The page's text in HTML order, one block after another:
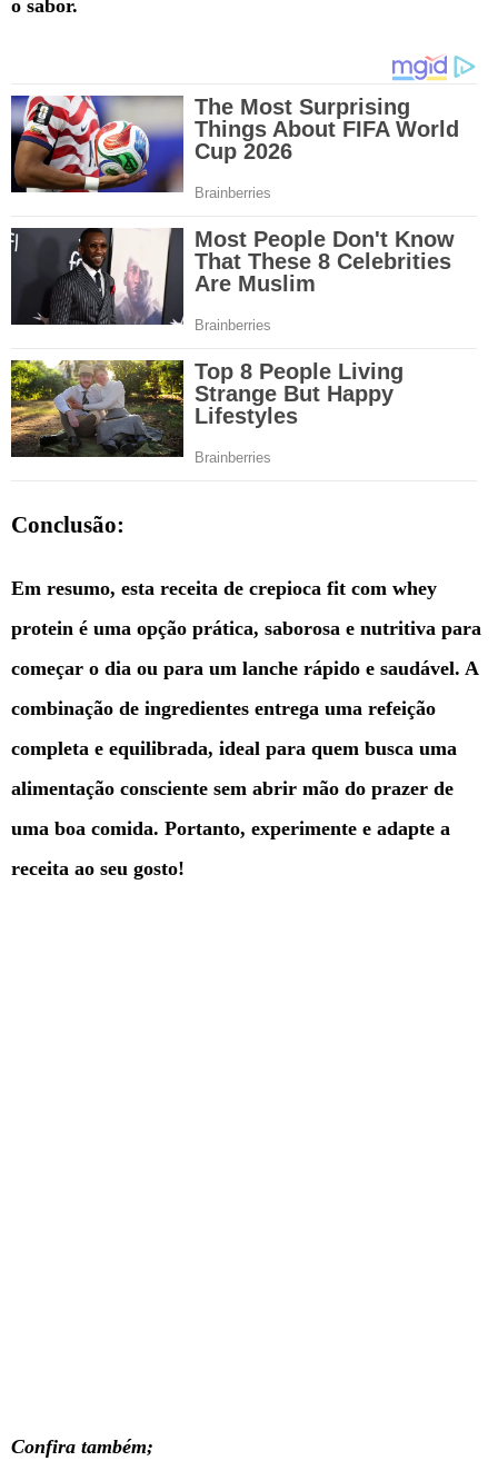
o sabor.
Conclusão:
Em resumo, esta receita de crepioca fit com whey
protein é uma opção prática, saborosa e nutritiva para
começar o dia ou para um lanche rápido e saudável. A
combinação de ingredientes entrega uma refeição
completa e equilibrada, ideal para quem busca uma
alimentação consciente sem abrir mão do prazer de
uma boa comida. Portanto, experimente e adapte a
receita ao seu gosto!
Confira também;